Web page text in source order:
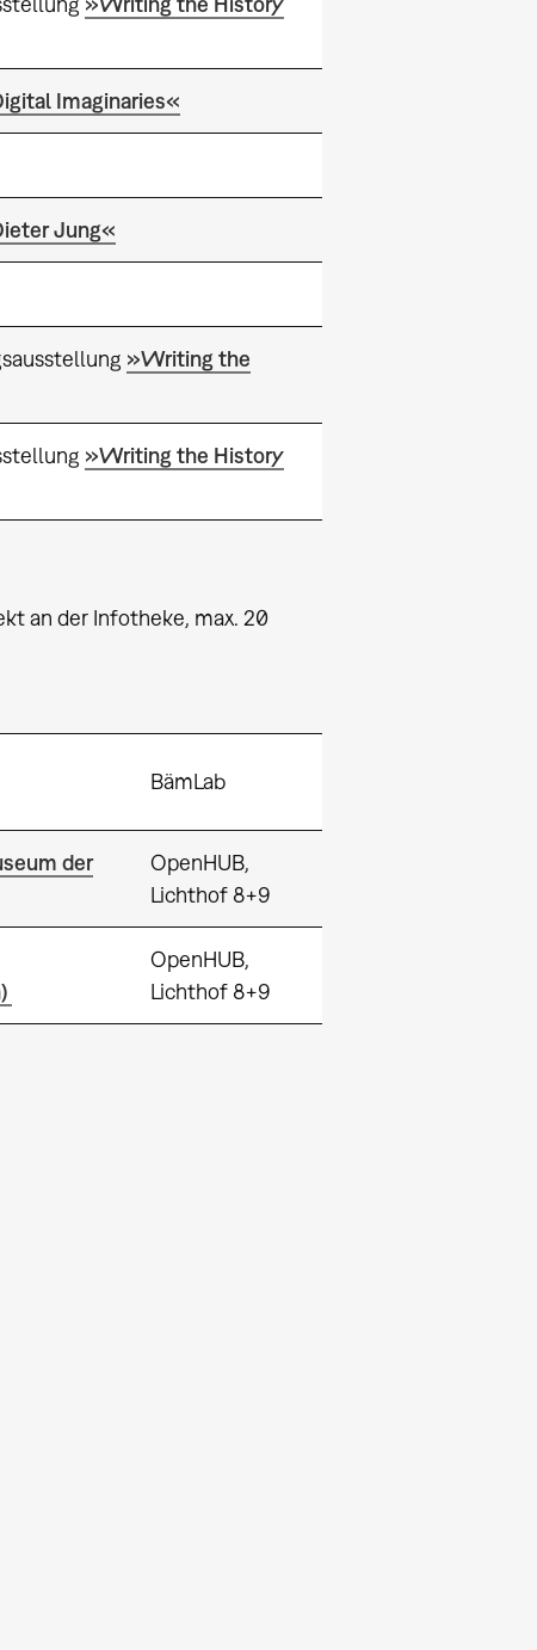
Imaginaries«
Jung«
»Writing the
»Writing the History
an der Infotheke, max. 20
BämLab
der
OpenHUB,
Lichthof 8+9
OpenHUB,
Lichthof 8+9